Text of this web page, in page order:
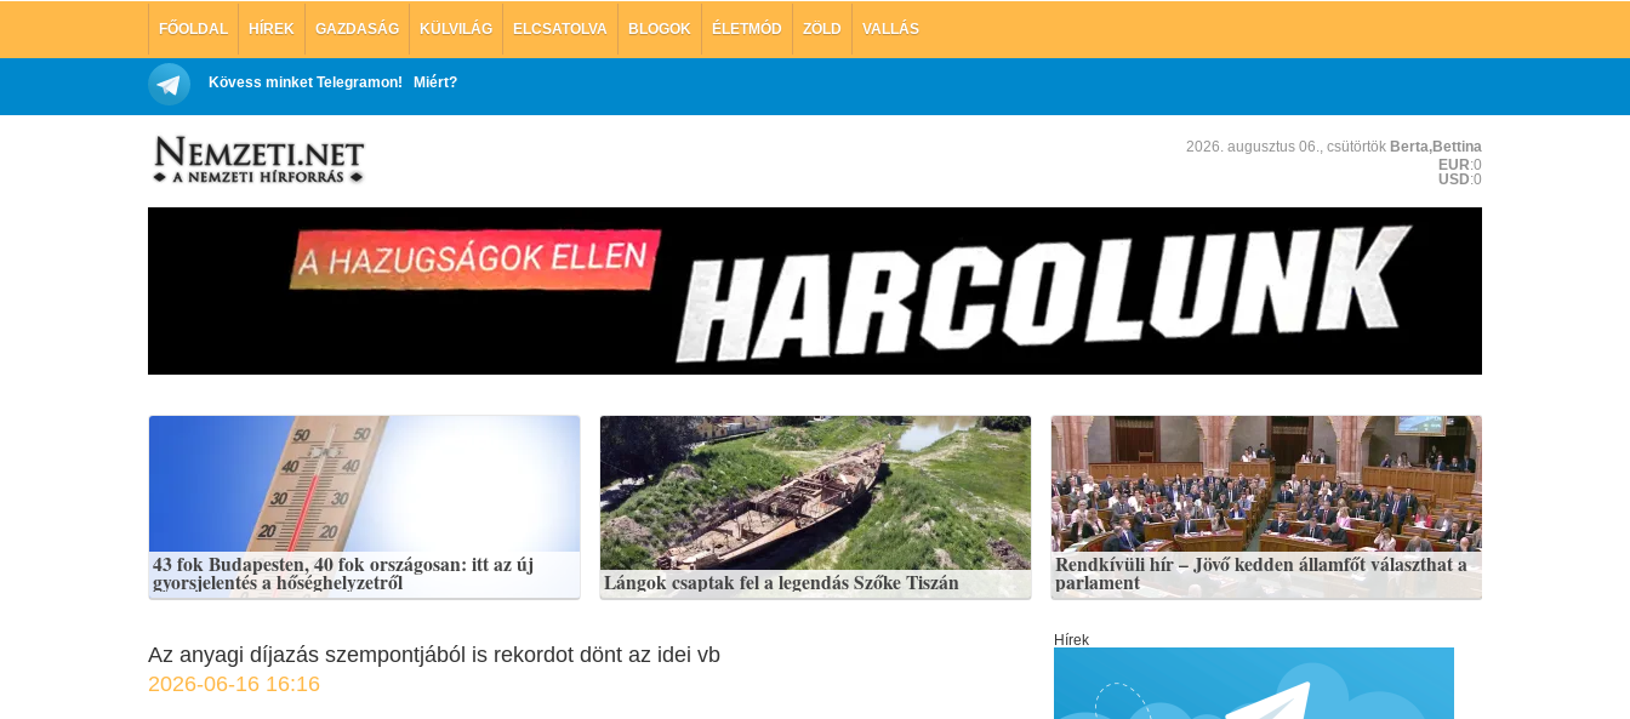
FŐOLDAL HÍREK GAZDASÁG KÜLVILÁG ELCSATOLVA BLOGOK ÉLETMÓD ZÖLD VALLÁS
Kövess minket Telegramon! Miért?
2026. augusztus 06., csütörtök Berta,Bettina
EUR:0
USD:0
43 fok Budapesten, 40 fok országosan: itt az új
gyorsjelentés a hőséghelyzetről Lángok csaptak fel a legendás Szőke Tiszán
Rendkívüli hír – Jövő kedden államfőt választhat a
parlament
Az anyagi díjazás szempontjából is rekordot dönt az idei vb
2026-06-16 16:16
Hírek